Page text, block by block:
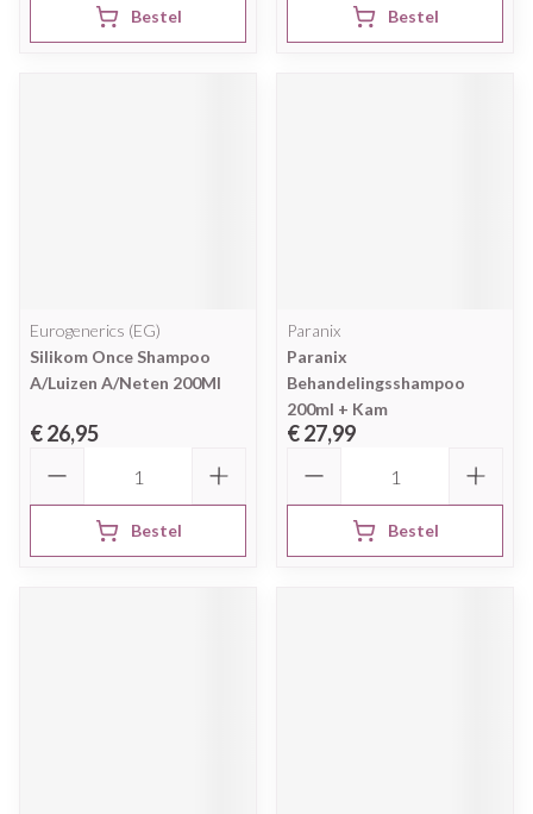
Bestel Bestel
Eurogenerics (EG)
Silikom Once Shampoo
A/Luizen A/Neten 200Ml
€ 26,95
Bestel
Paranix
Paranix
Behandelingsshampoo
200ml + Kam
€ 27,99
Bestel